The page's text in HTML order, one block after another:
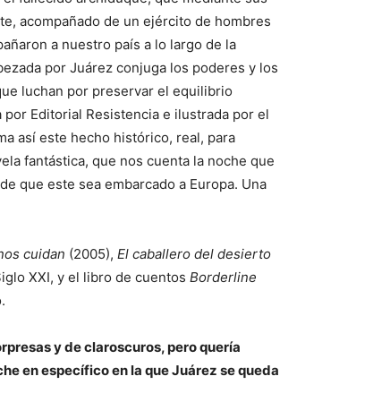
acompañado de un ejército de hombres
a nuestro país a lo largo de la
por Juárez conjuga los poderes y los
luchan por preservar el equilibrio
por Editorial Resistencia e ilustrada por el
así este hecho histórico, real, para
fantástica, que nos cuenta la noche que
que este sea embarcado a Europa. Una
cuidan (2005), El caballero del desierto
XXI, y el libro de cuentos Borderline
y de claroscuros, pero quería
en específico en la que Juárez se queda